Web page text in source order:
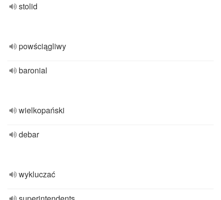
stolid
powściągliwy
baronial
wielkopański
debar
wykluczać